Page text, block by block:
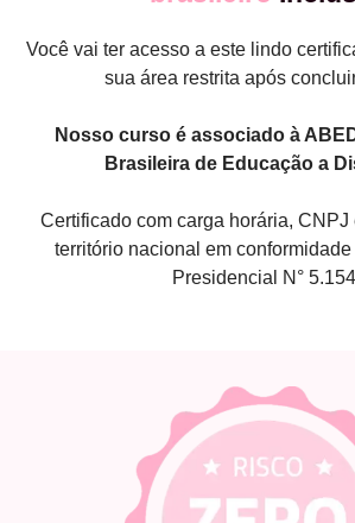
Você vai ter acesso a este lindo
sua área restrita após
Nosso curso é associado à
Brasileira de Educação a
Certificado com carga horária, CNPJ
território nacional em
Presidencial N°